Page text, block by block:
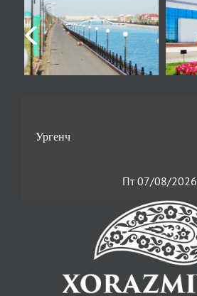
Пт 07/08/2026